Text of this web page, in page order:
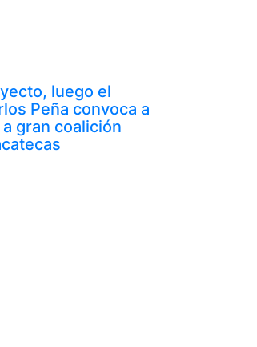
luego el
Peña convoca a
a gran coalición